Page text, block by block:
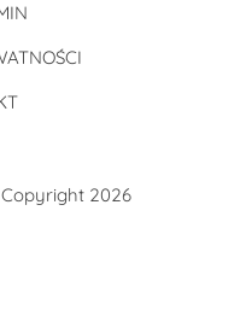
Copyright 2026